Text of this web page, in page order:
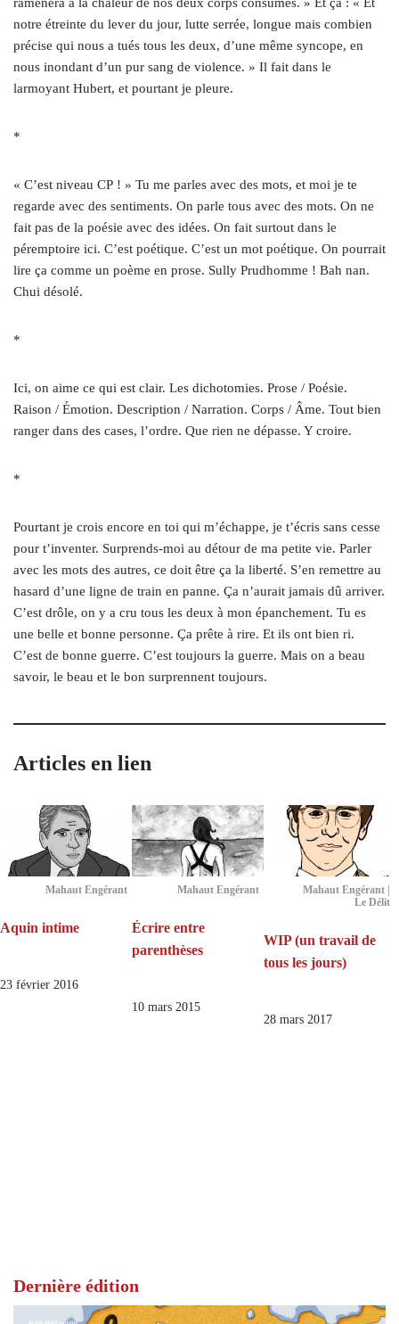
notre étreinte du lever du jour, lutte serrée, longue mais combien
précise qui nous a tués tous les deux, d’une même syncope, en
nous inondant d’un pur sang de violence. » Il fait dans le
larmoyant Hubert, et pourtant je pleure.
*
« C’est niveau CP ! » Tu me parles avec des mots, et moi je te
regarde avec des sentiments. On parle tous avec des mots. On ne
fait pas de la poésie avec des idées. On fait surtout dans le
péremptoire ici. C’est poétique. C’est un mot poétique. On pourrait
lire ça comme un poème en prose. Sully Prudhomme ! Bah nan.
Chui désolé.
*
Ici, on aime ce qui est clair. Les dichotomies. Prose / Poésie.
Raison / Émotion. Description / Narration. Corps / Âme. Tout bien
ranger dans des cases, l’ordre. Que rien ne dépasse. Y croire.
*
Pourtant je crois encore en toi qui m’échappe, je t’écris sans cesse
pour t’inventer. Surprends-moi au détour de ma petite vie. Parler
avec les mots des autres, ce doit être ça la liberté. S’en remettre au
hasard d’une ligne de train en panne. Ça n’aurait jamais dû arriver.
C’est drôle, on y a cru tous les deux à mon épanchement. Tu es
une belle et bonne personne. Ça prête à rire. Et ils ont bien ri.
C’est de bonne guerre. C’est toujours la guerre. Mais on a beau
savoir, le beau et le bon surprennent toujours.
Articles en lien
Mahaut Engérant
Aquin intime
23 février 2016
Mahaut Engérant
Écrire entre
parenthèses
10 mars 2015
Mahaut Engérant |
Le Délit
WIP (un travail de
tous les jours)
28 mars 2017
Dernière édition